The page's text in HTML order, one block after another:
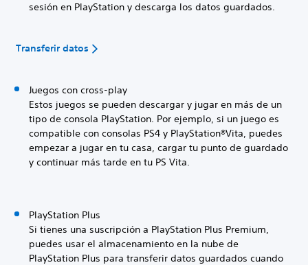
sesión en PlayStation y descarga los datos guardados.
Transferir datos
Juegos con cross-play
Estos juegos se pueden descargar y jugar en más de un
tipo de consola PlayStation. Por ejemplo, si un juego es
compatible con consolas PS4 y PlayStation®Vita, puedes
empezar a jugar en tu casa, cargar tu punto de guardado
y continuar más tarde en tu PS Vita.
PlayStation Plus
Si tienes una suscripción a PlayStation Plus Premium,
puedes usar el almacenamiento en la nube de
PlayStation Plus para transferir datos guardados cuando